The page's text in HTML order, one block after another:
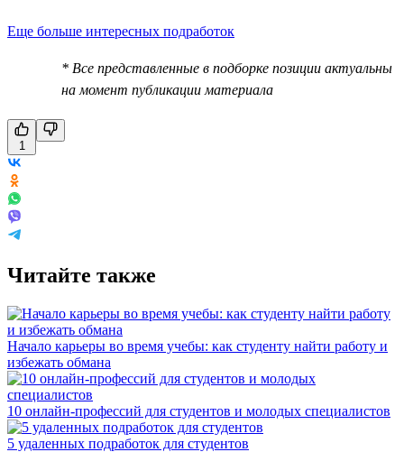
Еще больше интересных подработок
* Все представленные в подборке позиции актуальны
на момент публикации материала
1
Читайте также
Начало карьеры во время учебы: как студенту найти работу и
избежать обмана
10 онлайн-профессий для студентов и молодых специалистов
5 удаленных подработок для студентов